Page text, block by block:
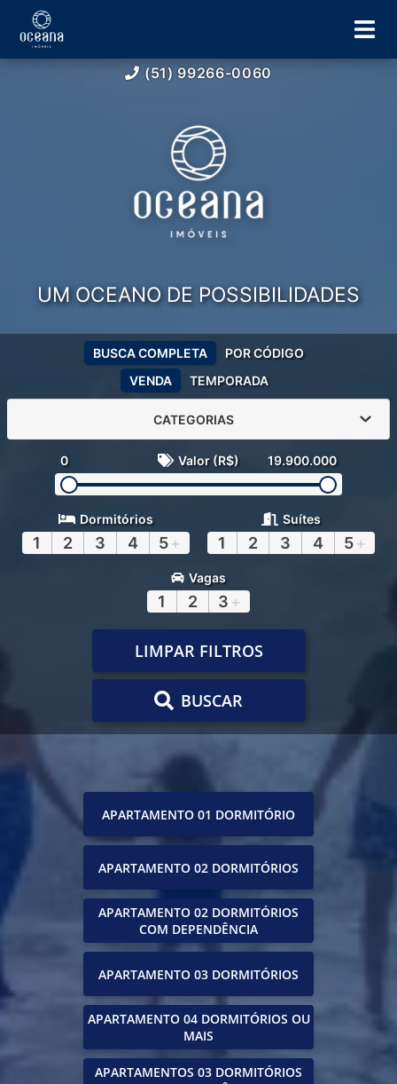
(51) 99266-0060
UM OCEANO DE POSSIBILIDADES
VENDA TEMPORADA
BUSCA COMPLETA POR CÓDIGO
CATEGORIAS
0 Valor (R$) 19.900.000
Dormitórios
1 2 3 4 5+
Suítes
1 2 3 4 5+
Vagas
1 2 3 +
LIMPAR FILTROS
BUSCAR
APARTAMENTO 01 DORMITÓRIO
APARTAMENTO 02 DORMITÓRIOS
APARTAMENTO 02 DORMITÓRIOS
COM DEPENDÊNCIA
APARTAMENTO 03 DORMITÓRIOS
APARTAMENTO 04 DORMITÓRIOS OU
MAIS
APARTAMENTOS 03 DORMITÓRIOS